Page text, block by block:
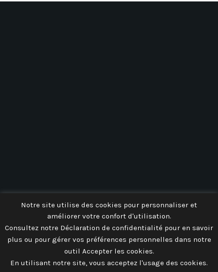
TOUT EN IMAGE, CRÉATION DE SITE INTERNET À
Notre site utilise des cookies pour personnaliser et
améliorer votre confort d'utilisation.
Consultez notre Déclaration de confidentialité pour en savoir
plus ou pour gérer vos préférences personnelles dans notre
outil Accepter les cookies.
En utilisant notre site, vous acceptez l'usage des cookies.